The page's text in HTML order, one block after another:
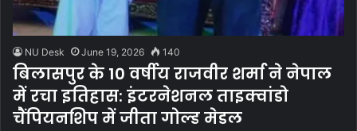
NU Desk June 19, 2026 140
बिलासपुर के 10 वर्षीय राजवीर शर्मा ने नेपाल
में रचा इतिहास: इंटरनेशनल ताइक्वांडो
चैंपियनशिप में जीता गोल्ड मेडल